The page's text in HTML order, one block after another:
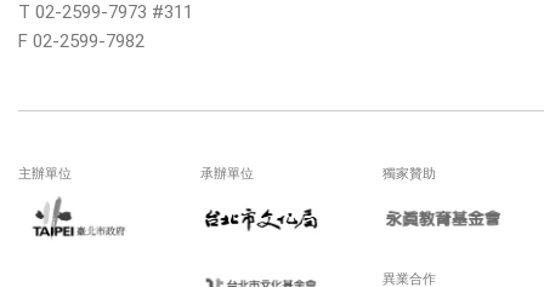
T 02-2599-7973 #311
F 02-2599-7982
主辦單位 承辦單位 獨家贊助
異業合作